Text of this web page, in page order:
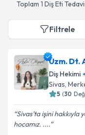
Toplam 1 Diş Eti
Filtrele
Uzm. Dt.
Diş Hekimi
Sivas,
5 (30
Sivas’ta işini
hocamız. ....